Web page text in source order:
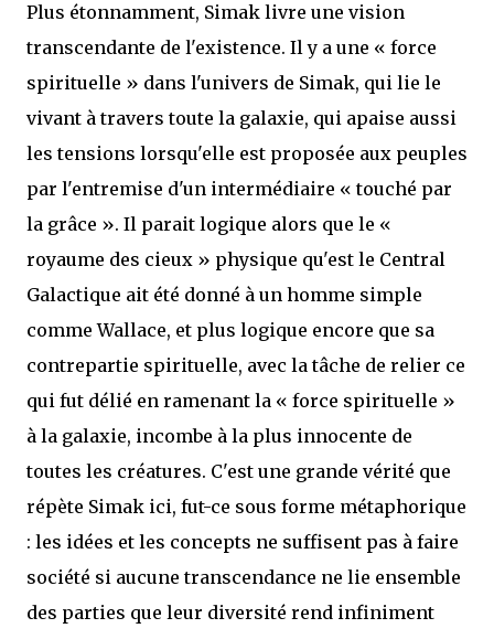
Plus étonnamment, Simak livre une vision
transcendante de l'existence. Il y a une « force
spirituelle » dans l'univers de Simak, qui lie le
vivant à travers toute la galaxie, qui apaise aussi
les tensions lorsqu'elle est proposée aux peuples
par l'entremise d'un intermédiaire « touché par
la grâce ». Il parait logique alors que le «
royaume des cieux » physique qu'est le Central
Galactique ait été donné à un homme simple
comme Wallace, et plus logique encore que sa
contrepartie spirituelle, avec la tâche de relier ce
qui fut délié en ramenant la « force spirituelle »
à la galaxie, incombe à la plus innocente de
toutes les créatures. C'est une grande vérité que
répète Simak ici, fut-ce sous forme métaphorique
: les idées et les concepts ne suffisent pas à faire
société si aucune transcendance ne lie ensemble
des parties que leur diversité rend infiniment